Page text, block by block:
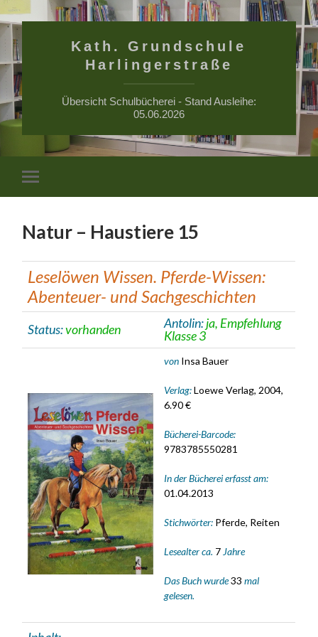
Kath. Grundschule
Harlingerstraße
Übersicht Schulbücherei - Stand Ausleihe:
05.06.2026
Mobile-
Menü
Natur – Haustiere 15
Leselöwen Wissen. Pferde-Wissen:
Abenteuer- und Sachgeschichten
Status:vorhanden Antolin:ja, Empfehlung
Klasse 3
von Insa Bauer
Verlag:Loewe Verlag, 2004,
6.90 €
Bücherei-Barcode:
9783785550281
In der Bücherei erfasst am:
01.04.2013
Stichwörter: Pferde, Reiten
Lesealter ca. 7 Jahre
Das Buch wurde33 mal
gelesen.